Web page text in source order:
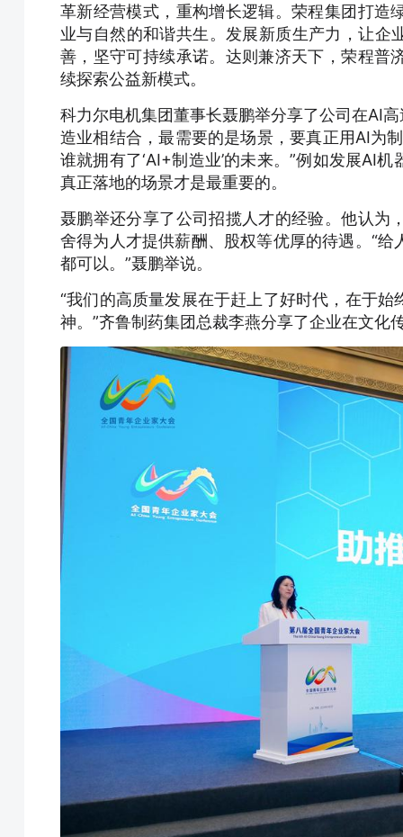
革新经营模式，重构增长逻辑。荣程集团打造
业与自然的和谐共生。发展新质生产力，让企
善，坚守可持续承诺。达则兼济天下，荣程普
续探索公益新模式。
科力尔电机集团董事长聂鹏举分享了公司在AI
造业相结合，最需要的是场景，要真正用AI为
谁就拥有了‘AI+制造业’的未来。”例如发展AI
真正落地的场景才是最重要的。
聂鹏举还分享了公司招揽人才的经验。他认为
舍得为人才提供薪酬、股权等优厚的待遇。“
都可以。”聂鹏举说。
“我们的高质量发展在于赶上了好时代，在于
神。”齐鲁制药集团总裁李燕分享了企业在文化